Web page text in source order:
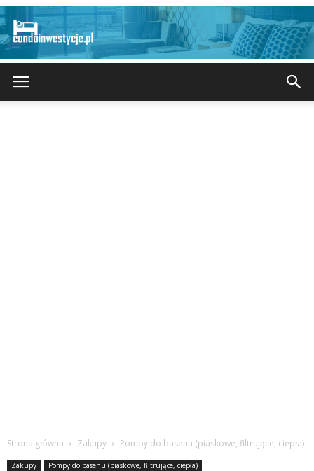
Strona główna Zakupy Pompy do basenu (piaskowe, filtrujące, ciepła)
Zakupy Pompy do basenu (piaskowe, filtrujące, ciepła)